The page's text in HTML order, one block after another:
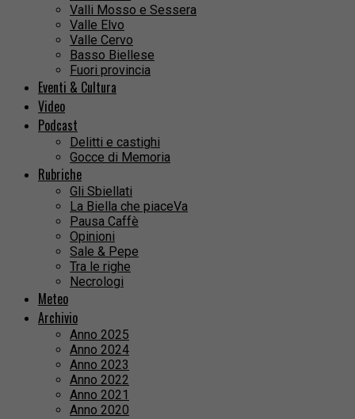
Valli Mosso e Sessera
Valle Elvo
Valle Cervo
Basso Biellese
Fuori provincia
Eventi & Cultura
Video
Podcast
Delitti e castighi
Gocce di Memoria
Rubriche
Gli Sbiellati
La Biella che piaceVa
Pausa Caffè
Opinioni
Sale & Pepe
Tra le righe
Necrologi
Meteo
Archivio
Anno 2025
Anno 2024
Anno 2023
Anno 2022
Anno 2021
Anno 2020